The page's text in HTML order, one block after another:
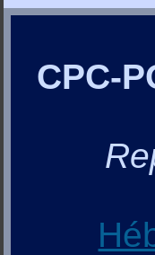
CPC-